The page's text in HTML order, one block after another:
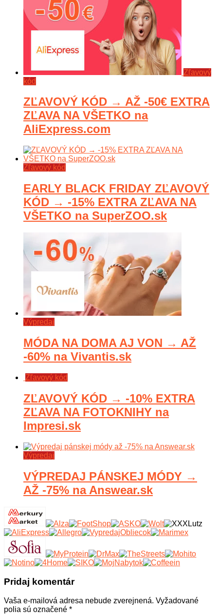
Zľavový
kód
ZĽAVOVÝ KÓD → AŽ -50€ EXTRA
ZĽAVA NA VŠETKO na
AliExpress.com
Zľavový kód
EARLY BLACK FRIDAY ZĽAVOVÝ
KÓD → -15% EXTRA ZĽAVA NA
VŠETKO na SuperZOO.sk
Výpredaj
MÓDA NA DOMA AJ VON → AŽ
-60% na Vivantis.sk
Zľavový kód
ZĽAVOVÝ KÓD → -10% EXTRA
ZĽAVA NA FOTOKNIHY na
Impresi.sk
Výpredaj
VÝPREDAJ PÁNSKEJ MÓDY →
AŽ -75% na Answear.sk
Pridaj komentár
Vaša e-mailová adresa nebude zverejnená. Vyžadované
polia sú označené *